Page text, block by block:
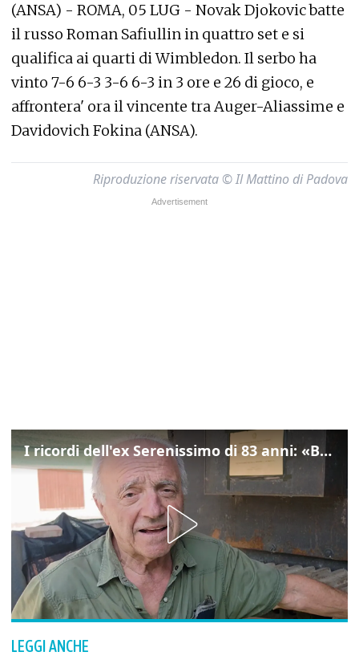
(ANSA) - ROMA, 05 LUG - Novak Djokovic batte
il russo Roman Safiullin in quattro set e si
qualifica ai quarti di Wimbledon. Il serbo ha
vinto 7-6 6-3 3-6 6-3 in 3 ore e 26 di gioco, e
affrontera' ora il vincente tra Auger-Aliassime e
Davidovich Fokina (ANSA).
Riproduzione riservata © Il Mattino di Padova
I ricordi dell'ex Serenissimo di 83 anni: «Bossi geloso di noi, in carcere mi cantavano l’inno di San Marco»
LEGGI ANCHE